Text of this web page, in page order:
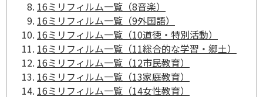
16ミリフィルム一覧（8音楽）
16ミリフィルム一覧（9外国語）
16ミリフィルム一覧（10道徳・特別活動）
16ミリフィルム一覧（11総合的な学習・郷土）
16ミリフィルム一覧（12市民教育）
16ミリフィルム一覧（13家庭教育）
16ミリフィルム一覧（14女性教育）